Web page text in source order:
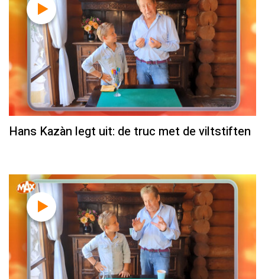
Hans Kazàn legt uit: de truc met de viltstiften